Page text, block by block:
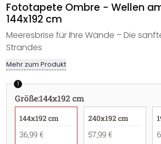
Fototapete Ombre - Wellen
144x192 cm
Meeresbrise für Ihre Wände – Die
Strandes
Mehr zum Produkt
1
Größe:144x192 cm
144x192 cm
36,99 €
240x192 cm
57,99 €